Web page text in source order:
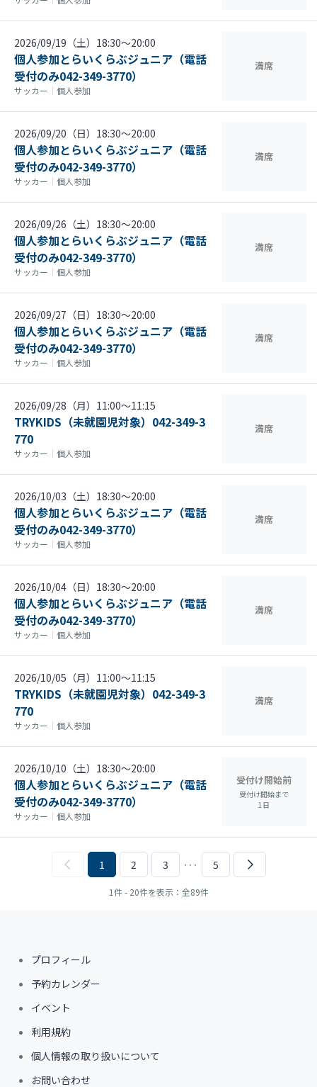
2026/09/19（土）18:30〜20:00
個人参加とらいくらぶジュニア（電話
受付のみ042-349-3770）
サッカー ｜ 個人参加
満席
2026/09/20（日）18:30〜20:00
個人参加とらいくらぶジュニア（電話
受付のみ042-349-3770）
サッカー ｜ 個人参加
満席
2026/09/26（土）18:30〜20:00
個人参加とらいくらぶジュニア（電話
受付のみ042-349-3770）
サッカー ｜ 個人参加
満席
2026/09/27（日）18:30〜20:00
個人参加とらいくらぶジュニア（電話
受付のみ042-349-3770）
サッカー ｜ 個人参加
満席
2026/09/28（月）11:00〜11:15
TRYKIDS（未就園児対象）042-349-3
770
サッカー ｜ 個人参加
満席
2026/10/03（土）18:30〜20:00
個人参加とらいくらぶジュニア（電話
受付のみ042-349-3770）
サッカー ｜ 個人参加
満席
2026/10/04（日）18:30〜20:00
個人参加とらいくらぶジュニア（電話
受付のみ042-349-3770）
サッカー ｜ 個人参加
満席
2026/10/05（月）11:00〜11:15
TRYKIDS（未就園児対象）042-349-3
770
サッカー ｜ 個人参加
満席
2026/10/10（土）18:30〜20:00
個人参加とらいくらぶジュニア（電話
受付のみ042-349-3770）
サッカー ｜ 個人参加
受付け開始前
受付け開始まで
1 日
1 2 3 ･･･ 5
1件 - 20件を表示：全89件
プロフィール
予約カレンダー
イベント
利用規約
個人情報の取り扱いについて
お問い合わせ